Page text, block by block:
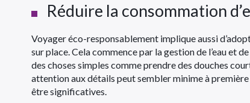
Réduire la consommation
Voyager éco-responsablement implique aussi
sur place. Cela commence par la gestion de l’eau et
des choses simples comme prendre des douches
attention aux détails peut sembler minime à première
être significatives.